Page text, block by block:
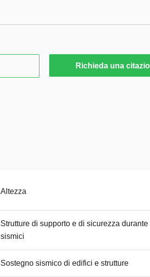
Richieda una
Altezza
Strutture di supporto e di sicurezza durante
sismici
Sostegno sismico di edifici e strutture